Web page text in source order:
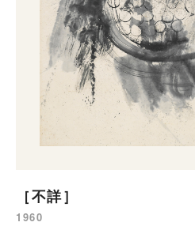
［不詳］
1960